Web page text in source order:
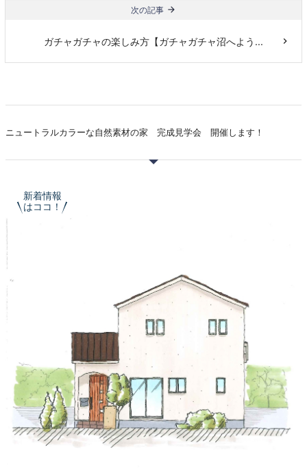
次の記事
ガチャガチャの楽しみ方【ガチャガチャ沼へよう...
ニュートラルカラーな自然素材の家 完成見学会 開催します！
新着情報
はココ！